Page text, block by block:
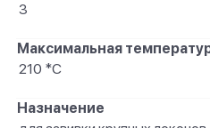
3
Максимальная
210 *С
Назначение